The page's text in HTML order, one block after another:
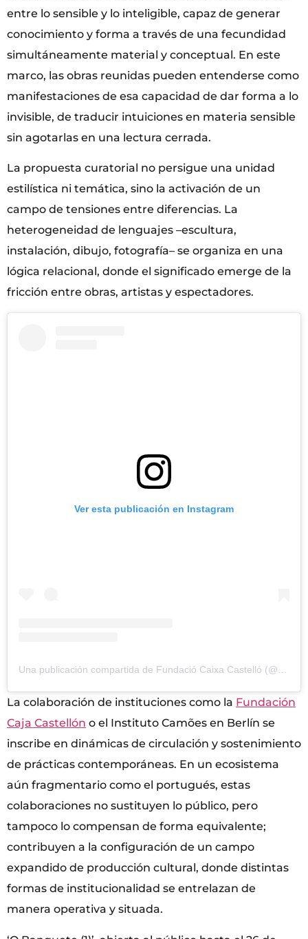
entre lo sensible y lo inteligible, capaz de generar
conocimiento y forma a través de una fecundidad
simultáneamente material y conceptual. En este
marco, las obras reunidas pueden entenderse como
manifestaciones de esa capacidad de dar forma a lo
invisible, de traducir intuiciones en materia sensible
sin agotarlas en una lectura cerrada.
La propuesta curatorial no persigue una unidad
estilística ni temática, sino la activación de un
campo de tensiones entre diferencias. La
heterogeneidad de lenguajes –escultura,
instalación, dibujo, fotografía– se organiza en una
lógica relacional, donde el significado emerge de la
fricción entre obras, artistas y espectadores.
Ver esta publicación en Instagram
Una publicación compartida de Fundació Caixa Castelló (@fundacio_caixa_castello)
La colaboración de instituciones como la Fundación
Caja Castellón o el Instituto Camões en Berlín se
inscribe en dinámicas de circulación y sostenimiento
de prácticas contemporáneas. En un ecosistema
aún fragmentario como el portugués, estas
colaboraciones no sustituyen lo público, pero
tampoco lo compensan de forma equivalente;
contribuyen a la configuración de un campo
expandido de producción cultural, donde distintas
formas de institucionalidad se entrelazan de
manera operativa y situada.